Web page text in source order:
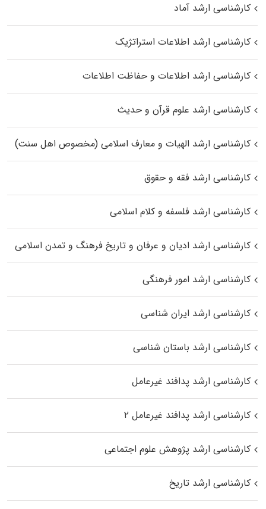
کارشناسی ارشد آماد
کارشناسی ارشد اطلاعات استراتژیک
کارشناسی ارشد اطلاعات و حفاظت اطلاعات
کارشناسی ارشد علوم قرآن و حدیث
کارشناسی ارشد الهیات و معارف اسلامی (مخصوص اهل سنت)
کارشناسی ارشد فقه و حقوق
کارشناسی ارشد فلسفه و کلام اسلامی
کارشناسی ارشد ادیان و عرفان و تاریخ فرهنگ و تمدن اسلامی
کارشناسی ارشد امور فرهنگی
کارشناسی ارشد ایران شناسی
کارشناسی ارشد باستان شناسی
کارشناسی ارشد پدافند غیرعامل
کارشناسی ارشد پدافند غیرعامل ۲
کارشناسی ارشد پژوهش علوم اجتماعی
کارشناسی ارشد تاریخ